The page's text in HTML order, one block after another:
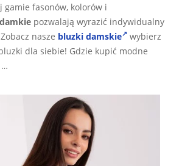
gamie fasonów, kolorów i
pozwalają wyrazić indywidualny
nasze bluzki damskie
wybierz
dla siebie! Gdzie kupić modne
…